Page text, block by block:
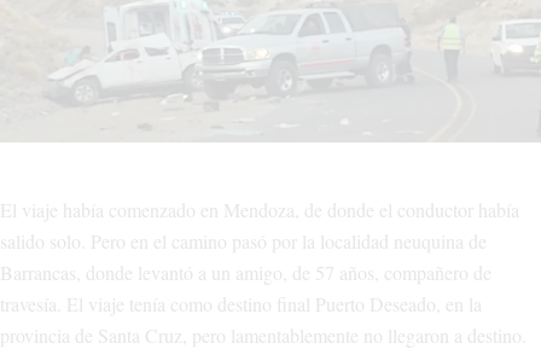
El viaje había comenzado en Mendoza, de donde el conductor había
salido solo. Pero en el camino pasó por la localidad neuquina de
Barrancas, donde levantó a un amigo, de 57 años, compañero de
travesía. El viaje tenía como destino final Puerto Deseado, en la
provincia de Santa Cruz, pero lamentablemente no llegaron a destino.